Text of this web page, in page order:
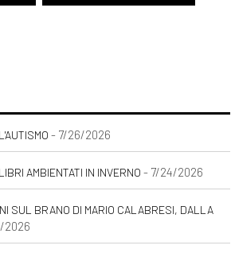
- 7/26/2026
AMBIENTATI IN INVERNO - 7/24/2026
SUL BRANO DI MARIO CALABRESI, DALLA
2026